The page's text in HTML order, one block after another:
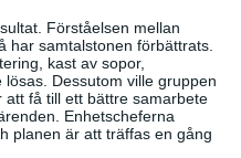
Förståelsen mellan
har samtalstonen förbättrats.
kast av sopor,
Dessutom ville gruppen
få till ett bättre samarbete
Enhetscheferna
planen är att träffas en gång